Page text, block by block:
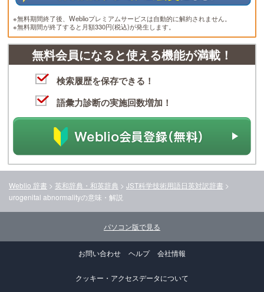
※無料期間終了後、Weblioプレミアムサービスは自動的に解約されません。
※無料期間が終了すると月額330円(税込)が発生します。
無料会員になると使える機能が満載！
検索履歴を保存できる！
語彙力診断の実施回数増加！
Weblio 辞書 > 英和辞典・和英辞典 > JST科学技術用語日英対訳辞書 >
urogenital abnormalityの意味・解説
パソコン版で見る
お問い合わせ ヘルプ 会社情報
クッキー・アクセスデータについて